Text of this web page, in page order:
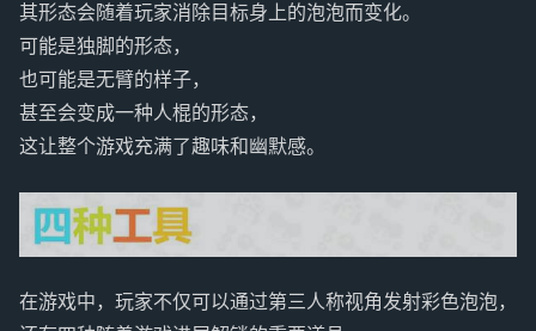
其形态会随着玩家消除目标身上的泡泡而变化。
可能是独脚的形态，
也可能是无臂的样子，
甚至会变成一种人棍的形态，
这让整个游戏充满了趣味和幽默感。
在游戏中，玩家不仅可以通过第三人称视角发射彩色泡泡，